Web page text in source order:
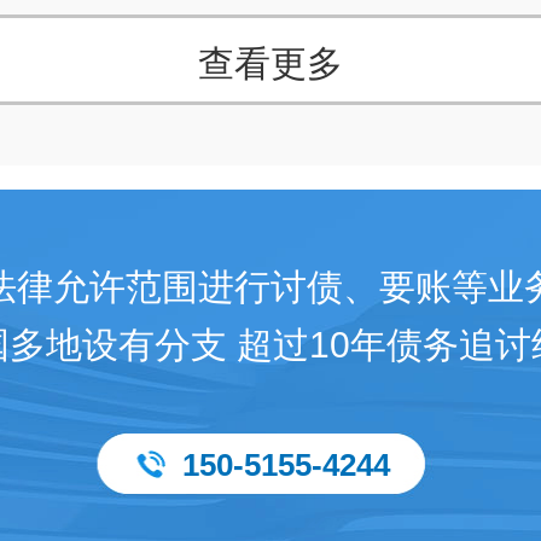
查看更多
律允许范围进行讨债、要账等业
多地设有分支 超过10年债务追讨
150-5155-4244